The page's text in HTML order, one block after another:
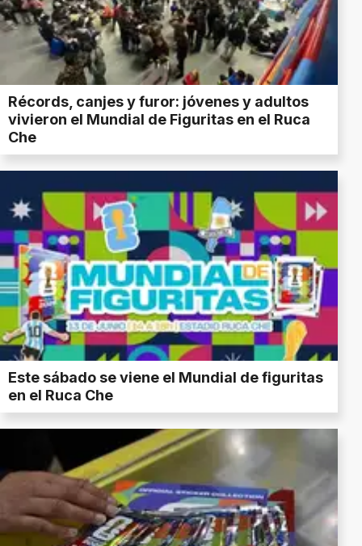
Récords, canjes y furor: jóvenes y adultos
vivieron el Mundial de Figuritas en el Ruca
Che
Este sábado se viene el Mundial de figuritas
en el Ruca Che